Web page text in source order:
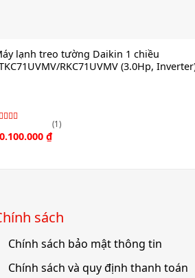
lạnh treo tường Daikin 1 chiều
RKC71UVMV (3.0Hp,
(1)
₫
sách
Chính sách bảo mật thông tin
Chính sách và quy định thanh toán